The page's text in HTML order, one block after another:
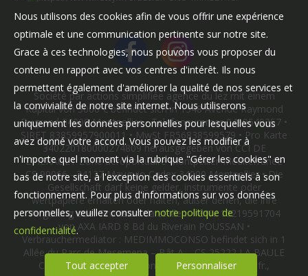
Société par actions simplifiée agence du lez mit einem
Kapital von 3000 € befindet sich in 1348 Avenue Raymond
Dugrand 34000 Montpellier • Telefonnummer 0499549357 •
SIRET 83859957900011 • MwSt FR56838599579 • Pro Karte
340220180000274809 herausgegeben von CCI DE
L'HERAULT Zone aéroportuaire Montpellier-Méditerranée
CS 90066 - 34137 Mauguio Cedex 34000 Montpellier • Die
Gesellschaft darf keine gelder, instrumente oder
wertpapiere erhalten oder halten, außer denen, die ihre
Vergütung oder Provision darstellen. • BHV 10219591704
von AXA IARD 8 Bd du Riverain POUSSAN •
Verbrauchermediator : MEDIMMOCONSO befindet sich in 1
Allée du Parc de Mesemena – Bât A – CS 25222 LA BAULE
CEDEX 44505, E-Mail : contact@medimmoconso.fr.,
Nous utilisons des cookies afin de vous offrir une expérience
optimale et une communication pertinente sur notre site.
Grace à ces technologies, nous pouvons vous proposer du
contenu en rapport avec vos centres d'intérêt. Ils nous
permettent également d'améliorer la qualité de nos services et
la convivialité de notre site internet. Nous utiliserons
uniquement les données personnelles pour lesquelles vous
avez donné votre accord. Vous pouvez les modifier à
n'importe quel moment via la rubrique "Gérer les cookies" en
bas de notre site, à l'exception des cookies essentiels à son
fonctionnement. Pour plus d'informations sur vos données
personnelles, veuillez consulternotre politique de
confidentialité.
Tout accepter Personnaliser